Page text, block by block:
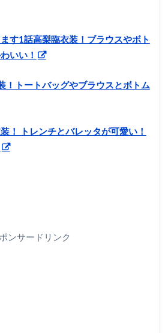
す1話高梨臨衣装！ブラウスやボト
いい！
！トートバッグやブラウスとボトム
！ トレンチとバレッタが可愛い！
ンサードリンク